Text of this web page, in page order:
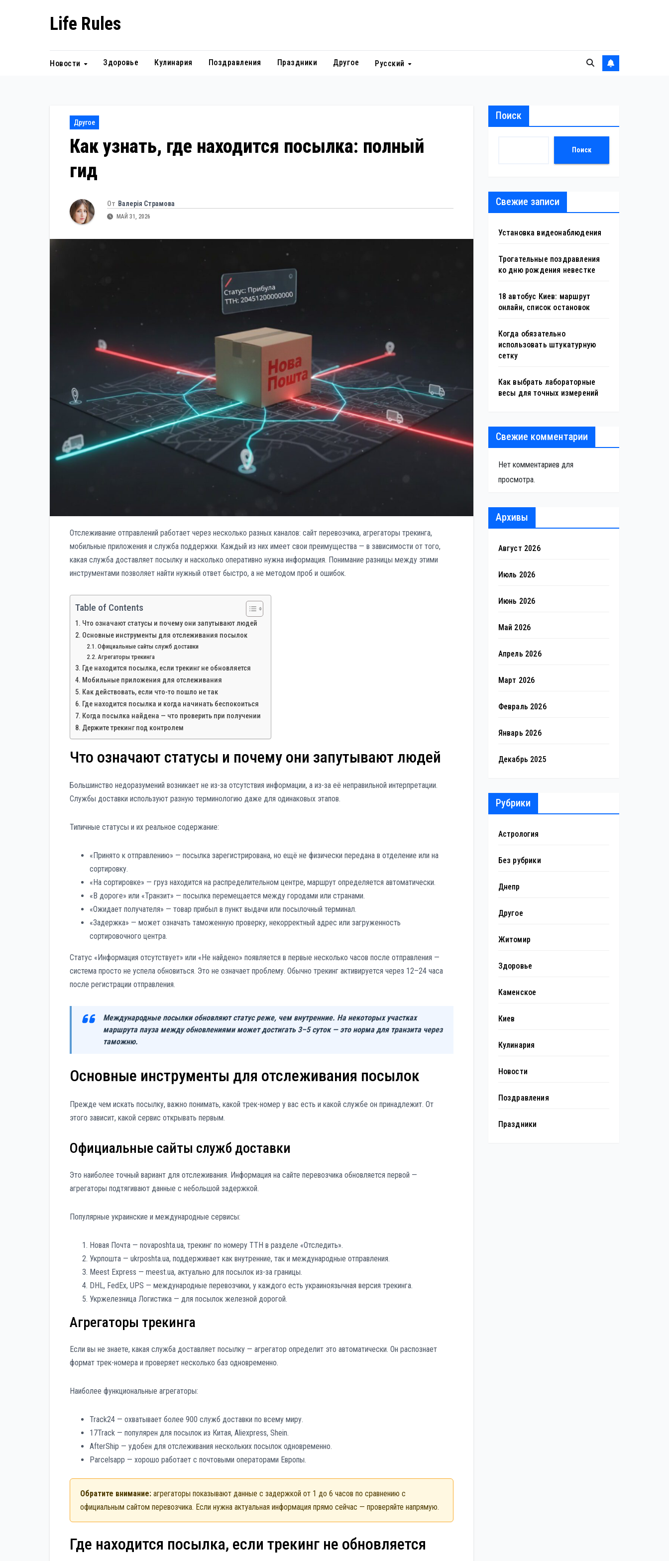
Life Rules
Новости Здоровье Кулинария Поздравления Праздники Другое Русский
Другое
Как узнать, где находится посылка: полный
гид
От Валерія Страмова
МАЙ 31, 2026
Отслеживание отправлений работает через несколько разных каналов: сайт перевозчика, агрегаторы трекинга,
мобильные приложения и служба поддержки. Каждый из них имеет свои преимущества — в зависимости от того,
какая служба доставляет посылку и насколько оперативно нужна информация. Понимание разницы между этими
инструментами позволяет найти нужный ответ быстро, а не методом проб и ошибок.
Table of Contents
Что означают статусы и почему они запутывают людей
Основные инструменты для отслеживания посылок
Официальные сайты служб доставки
Агрегаторы трекинга
Где находится посылка, если трекинг не обновляется
Мобильные приложения для отслеживания
Как действовать, если что-то пошло не так
Где находится посылка и когда начинать беспокоиться
Когда посылка найдена — что проверить при получении
Держите трекинг под контролем
Что означают статусы и почему они запутывают людей
Большинство недоразумений возникает не из-за отсутствия информации, а из-за её неправильной интерпретации.
Службы доставки используют разную терминологию даже для одинаковых этапов.
Типичные статусы и их реальное содержание:
«Принято к отправлению» — посылка зарегистрирована, но ещё не физически передана в отделение или на
сортировку.
«На сортировке» — груз находится на распределительном центре, маршрут определяется автоматически.
«В дороге» или «Транзит» — посылка перемещается между городами или странами.
«Ожидает получателя» — товар прибыл в пункт выдачи или посылочный терминал.
«Задержка» — может означать таможенную проверку, некорректный адрес или загруженность
сортировочного центра.
Статус «Информация отсутствует» или «Не найдено» появляется в первые несколько часов после отправления —
система просто не успела обновиться. Это не означает проблему. Обычно трекинг активируется через 12–24 часа
после регистрации отправления.
Международные посылки обновляют статус реже, чем внутренние. На некоторых участках
маршрута пауза между обновлениями может достигать 3–5 суток — это норма для транзита через
таможню.
Основные инструменты для отслеживания посылок
Прежде чем искать посылку, важно понимать, какой трек-номер у вас есть и какой службе он принадлежит. От
этого зависит, какой сервис открывать первым.
Официальные сайты служб доставки
Это наиболее точный вариант для отслеживания. Информация на сайте перевозчика обновляется первой —
агрегаторы подтягивают данные с небольшой задержкой.
Популярные украинские и международные сервисы:
Новая Почта — novaposhta.ua, трекинг по номеру ТТН в разделе «Отследить».
Укрпошта — ukrposhta.ua, поддерживает как внутренние, так и международные отправления.
Meest Express — meest.ua, актуально для посылок из-за границы.
DHL, FedEx, UPS — международные перевозчики, у каждого есть украиноязычная версия трекинга.
Укржелезница Логистика — для посылок железной дорогой.
Агрегаторы трекинга
Если вы не знаете, какая служба доставляет посылку — агрегатор определит это автоматически. Он распознает
формат трек-номера и проверяет несколько баз одновременно.
Наиболее функциональные агрегаторы:
Track24 — охватывает более 900 служб доставки по всему миру.
17Track — популярен для посылок из Китая, Aliexpress, Shein.
AfterShip — удобен для отслеживания нескольких посылок одновременно.
Parcelsapp — хорошо работает с почтовыми операторами Европы.
Обратите внимание: агрегаторы показывают данные с задержкой от 1 до 6 часов по сравнению с
официальным сайтом перевозчика. Если нужна актуальная информация прямо сейчас — проверяйте напрямую.
Где находится посылка, если трекинг не обновляется
Поиск
Поиск
Свежие записи
Установка видеонаблюдения
Трогательные поздравления
ко дню рождения невестке
18 автобус Киев: маршрут
онлайн, список остановок
Когда обязательно
использовать штукатурную
сетку
Как выбрать лабораторные
весы для точных измерений
Свежие комментарии
Нет комментариев для
просмотра.
Архивы
Август 2026
Июль 2026
Июнь 2026
Май 2026
Апрель 2026
Март 2026
Февраль 2026
Январь 2026
Декабрь 2025
Рубрики
Астрология
Без рубрики
Днепр
Другое
Житомир
Здоровье
Каменское
Киев
Кулинария
Новости
Поздравления
Праздники